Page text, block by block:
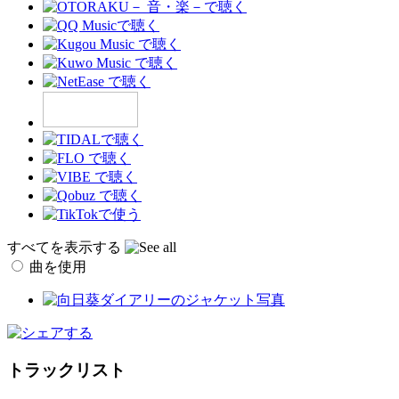
すべてを表示する
曲を使用
トラックリスト